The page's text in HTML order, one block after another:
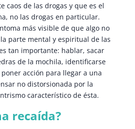
caos de las drogas y que es el
no las drogas en particular.
más visible de que algo no
parte mental y espiritual de las
tan importante: hablar, sacar
de la mochila, identificarse
acción para llegar a una
no distorsionada por la
característico de ésta.
recaída?